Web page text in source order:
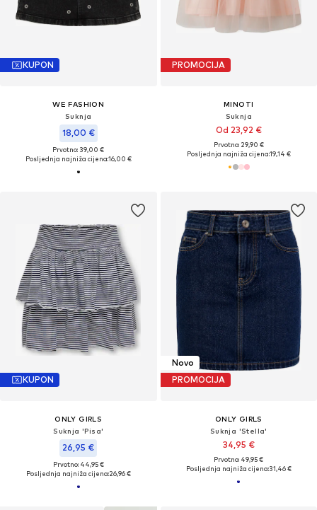
KUPON
WE FASHION
Suknja
18,00 €
Prvotno: 39,00 €
Posljednja najniža cijena:16,00 €
PROMOCIJA
MINOTI
Suknja
Od 23,92 €
Prvotno: 29,90 €
Posljednja najniža cijena:19,14 €
KUPON
ONLY GIRLS
Suknja 'Pisa'
26,95 €
Prvotno: 44,95 €
Posljednja najniža cijena:26,96 €
Novo
PROMOCIJA
ONLY GIRLS
Suknja 'Stella'
34,95 €
Prvotno: 49,95 €
Posljednja najniža cijena:31,46 €